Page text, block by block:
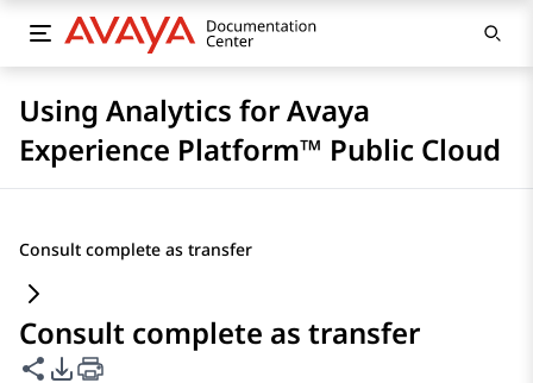
Using Analytics for Avaya
Experience Platform™ Public Cloud
Consult complete as transfer
Consult complete as transfer
共享此页面
PDF 导出选项